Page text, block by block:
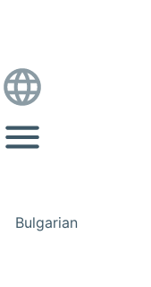
Bulgarian